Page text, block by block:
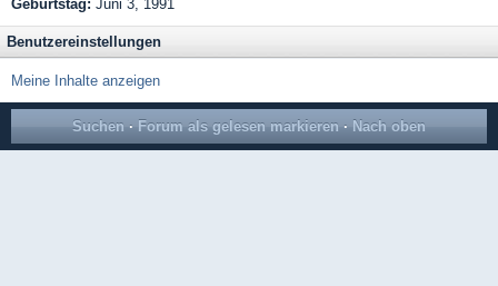
Geburtstag: Juni 3, 1991
Benutzereinstellungen
Meine Inhalte anzeigen
Suchen · Forum als gelesen markieren · Nach oben